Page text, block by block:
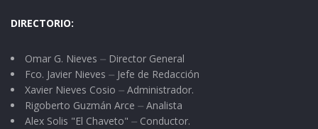
DIRECTORIO:
Omar G. Nieves ⏤ Director General
Fco. Javier Nieves ⏤ Jefe de Redacción
Xavier Nieves Cosio ⏤ Administrador.
Rigoberto Guzmán Arce ⏤ Analista
Alex Solis "El Chaveto" ⏤ Conductor.